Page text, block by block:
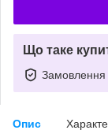
Що таке
Замовлення
Опис